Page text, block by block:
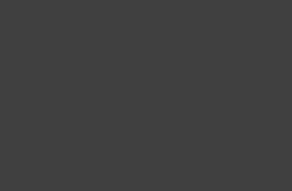
durch Klick auf